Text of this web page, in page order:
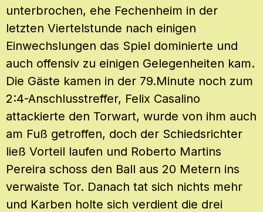
unterbrochen, ehe Fechenheim in der
letzten Viertelstunde nach einigen
Einwechslungen das Spiel dominierte und
auch offensiv zu einigen Gelegenheiten kam.
Die Gäste kamen in der 79.Minute noch zum
2:4-Anschlusstreffer, Felix Casalino
attackierte den Torwart, wurde von ihm auch
am Fuß getroffen, doch der Schiedsrichter
ließ Vorteil laufen und Roberto Martins
Pereira schoss den Ball aus 20 Metern ins
verwaiste Tor. Danach tat sich nichts mehr
und Karben holte sich verdient die drei